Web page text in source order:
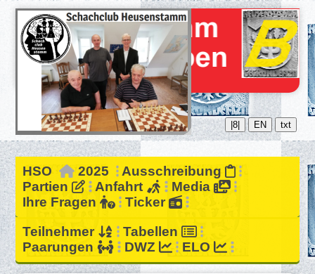
|8| EN txt
HSO 2025
Ausschreibung
Partien
Anfahrt
Media
Ihre Fragen
Ticker
Teilnehmer
Tabellen
Paarungen
DWZ ELO